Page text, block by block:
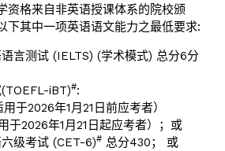
资格来自非英语授课体系的院校颁
下其中一项英语语文能力之最低要求:
言测试 (IELTS) (学术模式) 总分6分
iBT)#:
于2026年1月21日前应考者）
于2026年1月21日起应考者）；或
级考试 (CET-6)# 总分430； 或